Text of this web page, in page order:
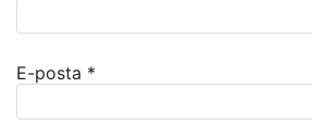
E-posta *